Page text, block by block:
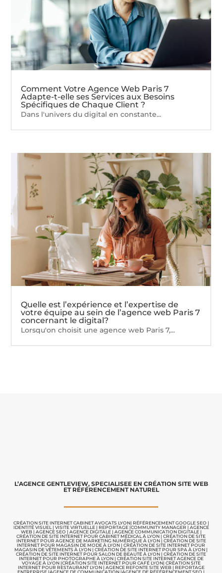
Comment Votre Agence Web Paris 7
Adapte-t-elle ses Services aux Besoins
Spécifiques de Chaque Client ?
Dans l'univers du digital en constante...
Quelle est l’expérience et l’expertise de
votre équipe au sein de l’agence web Paris 7
concernant le digital?
Lorsqu'on choisit une agence web Paris 7,...
L’AGENCE GENTLEVIEW, SPECIALISEE EN CRÉATION SITE WEB
ET RÉFÉRENCEMENT NATUREL
CRÉATION SITE INTERNET CABINET AVOCATS LYON| RÉFÉRENCEMENT GOOGLE SEO |
IDENTITÉ VISUEL | VISITE VIRTUELLE| REPORTAGE |COMMUNITY MANAGER | AGENCE
WEB| AGENCE SEO | AGENCE DIGITALE| AGENCE COMMUNICATIONDIGITALE |
CRÉATION DE SITE INTERNET POUR CABINET MÉDICAL À LYON | CRÉATION DE SITE
INTERNET POUR AGENCE DE MARKETING NUMÉRIQUE À LYON| CRÉATION DE SITE
INTERNET POUR MAGASIN DE MODE À LYON | CRÉATION DE SITE INTERNET POUR
MAGASIN DE VÊTEMENTS À LYON | CRÉATION DE SITE INTERNET POUR SPA À LYON |
CRÉATION DE SITE INTERNET POUR SALON DE BEAUTÉ À LYON | CRÉATION DE SITE
INTERNET POUR PHOTOGRAPHE À LYON| CRÉATION SITE INTERNET AGENCE DE
VOYAGE À LYON|CRÉATION SITE INTERNET POUR CAFÉ LYON| CRÉATION SITE
INTERNET POUR RESTAURANT LYON| AGENCE REFONTE SITE WEB| REPORTAGE
ENTREPRISE |AGENCE DE COMMUNICATION |AGENCE DE RÉFÉRENCEMENT SEO |